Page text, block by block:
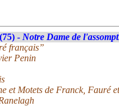
- Notre Dame de
français”
Penin
et Motets de Franck, Fauré